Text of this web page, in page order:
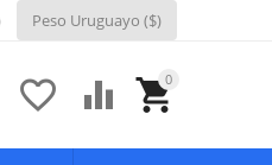
Peso Uruguayo ($)
0

 